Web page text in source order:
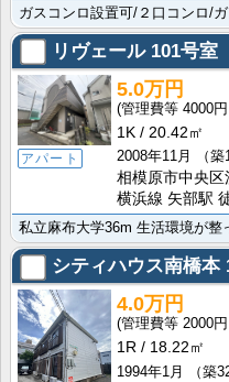
リヴェール101号室
アパート
5.0万円
4000円
1K
20.42㎡
2008年11月
（築
相模原市中央区
横浜線 矢部駅
シティハウス南橋本
4.0万円
2000円
1R
18.22㎡
1994年1月
（築